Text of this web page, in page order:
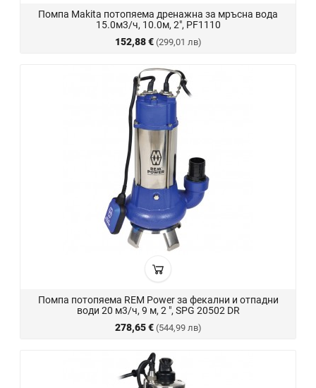
Помпа Makita потопяема дренажна за мръсна вода
15.0м3/ч, 10.0м, 2", PF1110
152,88 € (299,01 лв)
Помпа потопяема REM Power за фекални и отпадни
води 20 м3/ч, 9 м, 2 ", SPG 20502 DR
278,65 € (544,99 лв)